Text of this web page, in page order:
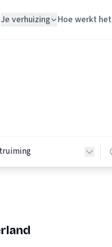
Je verhuizing Hoe werkt het